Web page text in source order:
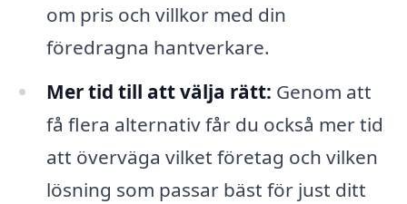
om pris och villkor med din
föredragna hantverkare.
Mer tid till att välja rätt: Genom att
få flera alternativ får du också mer tid
att överväga vilket företag och vilken
lösning som passar bäst för just ditt